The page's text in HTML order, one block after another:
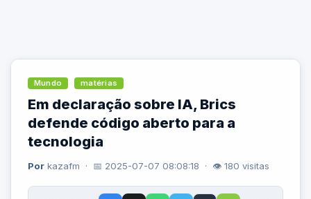
Mundo matérias
Em declaração sobre IA, Brics
defende código aberto para a
tecnologia
Por kazafm · 📅 2025-07-07 08:08:18 · 👁 180 visitas